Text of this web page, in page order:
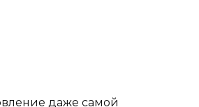
даже самой